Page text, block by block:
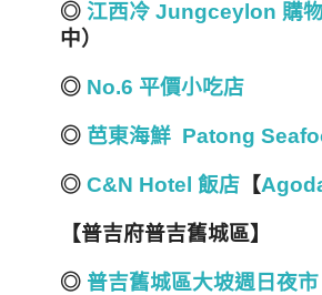
◎ 江西冷 Jungceylon 購
中）
◎ No.6 平價小吃店
◎ 芭東海鮮 Patong
◎ C&N Hotel 飯店 【
【普吉府普吉舊城區】
◎ 普吉舊城區大坡週日夜